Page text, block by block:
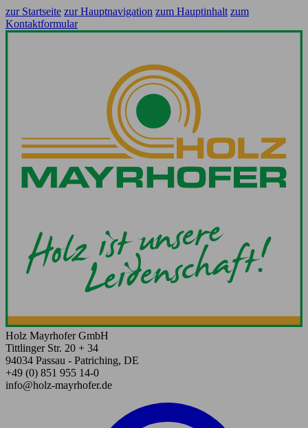
zur Startseite zur Hauptnavigation zum Hauptinhalt zum
Kontaktformular
Holz Mayrhofer GmbH
Tittlinger Str. 20 + 34
94034 Passau - Patriching, DE
+49 (0) 851 955 14-0
info@holz-mayrhofer.de